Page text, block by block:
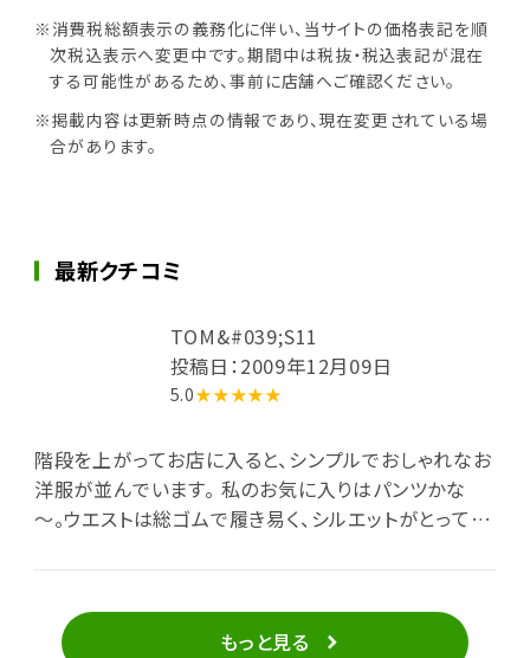
※消費税総額表示の義務化に伴い、当サイトの価格表記を順
次税込表示へ変更中です。期間中は税抜・税込表記が混在
する可能性があるため、事前に店舗へご確認ください。
※掲載内容は更新時点の情報であり、現在変更されている場
合があります。
最新クチコミ
TOM&#039;S11
投稿日：2009年12月09日
5.0★★★★★
階段を上がってお店に入ると、シンプルでおしゃれなお
洋服が並んでいます。 私のお気に入りはパンツかな
～。ウエストは総ゴムで履き易く、シルエットがとっても
パンツがなかなか履けなかったのですが、ようやく見つ
かりました。体型に合ったサイズの相談にも気軽にのっ
て下さり、親切に対応してもらえました。 来年の春夏に
もっと見る